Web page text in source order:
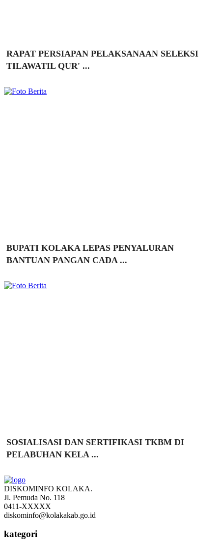
RAPAT PERSIAPAN PELAKSANAAN SELEKSI
TILAWATIL QUR' ...
BUPATI KOLAKA LEPAS PENYALURAN
BANTUAN PANGAN CADA ...
SOSIALISASI DAN SERTIFIKASI TKBM DI
PELABUHAN KELA ...
DISKOMINFO KOLAKA.
Jl. Pemuda No. 118
0411-XXXXX
diskominfo@kolakakab.go.id
kategori